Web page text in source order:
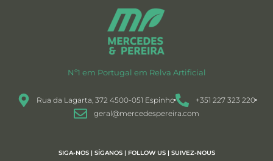
Nº1 em Portugal em Relva Artificial
Rua da Lagarta, 372 4500-051 Espinho
+351 227 323 220
geral@mercedespereira.com
SIGA-NOS | SÍGANOS | FOLLOW US | SUIVEZ-NOUS